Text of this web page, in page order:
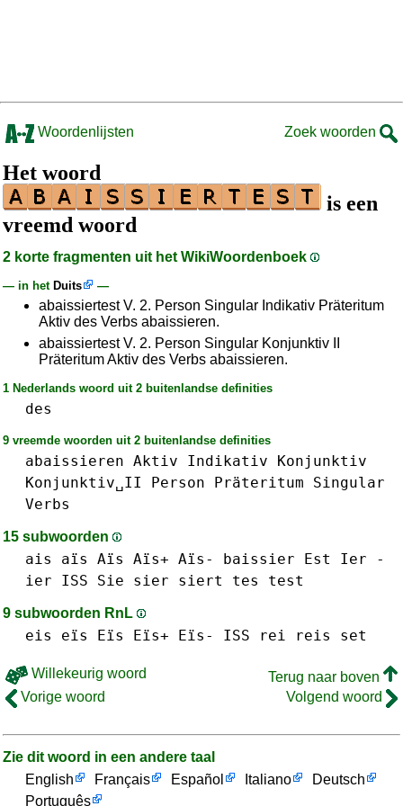
Woordenlijsten Zoek woorden
Het woord
is een
vreemd woord
2 korte fragmenten uit het WikiWoordenboek
— in het Duits —
abaissiertest V. 2. Person Singular Indikativ Präteritum
Aktiv des Verbs abaissieren.
abaissiertest V. 2. Person Singular Konjunktiv II
Präteritum Aktiv des Verbs abaissieren.
1 Nederlands woord uit 2 buitenlandse definities
des
9 vreemde woorden uit 2 buitenlandse definities
abaissieren Aktiv Indikativ
Konjunktiv
Konjunktiv␣II
Person Präteritum
Singular
Verbs
15 subwoorden
ais aïs Aïs Aïs+ Aïs- baissier Est
Ier -
ier
ISS Sie sier siert tes test
9 subwoorden RnL
eis eïs Eïs Eïs+ Eïs- ISS rei reis set
Willekeurig woord
Terug naar boven
Vorige woord
Volgend woord
Zie dit woord in een andere taal
English
Français Español Italiano
Deutsch
Português